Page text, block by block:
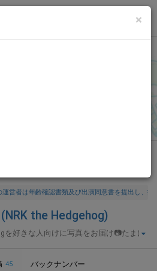
×
運営者は年齢確認書類及び出演同意書を提出し、
the Hedgehog)
を好きな人向けに写真をお届け📷たまに
45 バックナンバー